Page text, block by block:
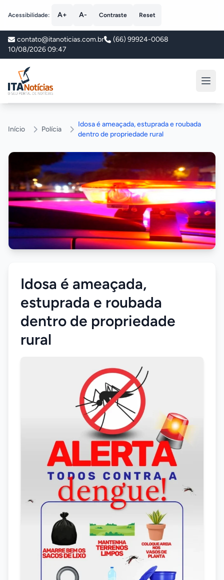
Acessibilidade: A+ A- Contraste Reset
contato@itanoticias.com.br
(66) 99924-0068
10/08/2026 09:47
ITA Notícias
Início Polícia
Idosa é ameaçada, estuprada e roubada
dentro de propriedade rural
Idosa é ameaçada,
estuprada e roubada
dentro de propriedade
rural